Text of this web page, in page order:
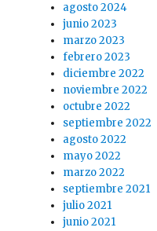
agosto 2024
junio 2023
marzo 2023
febrero 2023
diciembre 2022
noviembre 2022
octubre 2022
septiembre 2022
agosto 2022
mayo 2022
marzo 2022
septiembre 2021
julio 2021
junio 2021